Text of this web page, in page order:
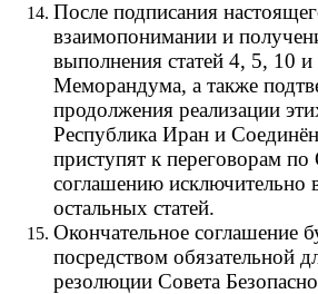
После подписания
взаимопонимании и
выполнения статей 4, 5, 10 и
Меморандума, а также
продолжения реализации
Республика Иран и
приступят к переговорам
соглашению исключительно
остальных статей.
Окончательное соглашение
посредством обязательной
резолюции Совета